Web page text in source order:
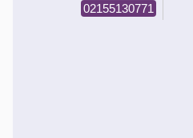
02155130771